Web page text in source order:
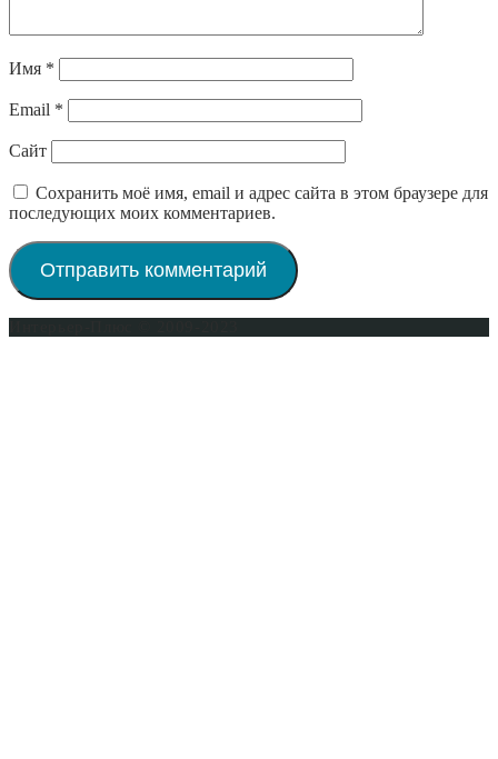
Имя *
Email *
Сайт
Сохранить моё имя, email и адрес сайта в этом браузере для
последующих моих комментариев.